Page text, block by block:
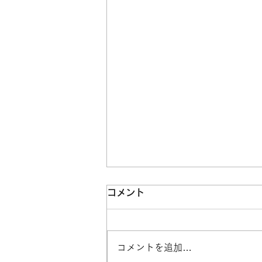
【年末年始休止期間のお知ら
せ】
占いをご愛好下さり誠にありがと
コメント
コメントを追加…